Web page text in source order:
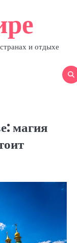
и отдыхе
магия